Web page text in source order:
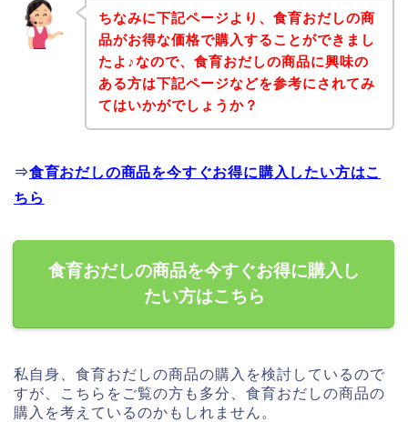
ちなみに下記ページより、食育おだしの商
品がお得な価格で購入することができまし
たよ♪なので、食育おだしの商品に興味の
ある方は下記ページなどを参考にされてみ
てはいかがでしょうか？
⇒食育おだしの商品を今すぐお得に購入したい方はこ
ちら
食育おだしの商品を今すぐお得に購入し
たい方はこちら
私自身、食育おだしの商品の購入を検討しているので
すが、こちらをご覧の方も多分、食育おだしの商品の
購入を考えているのかもしれません。